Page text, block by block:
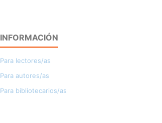
INFORMACIÓN
Para lectores/as
Para autores/as
Para bibliotecarios/as